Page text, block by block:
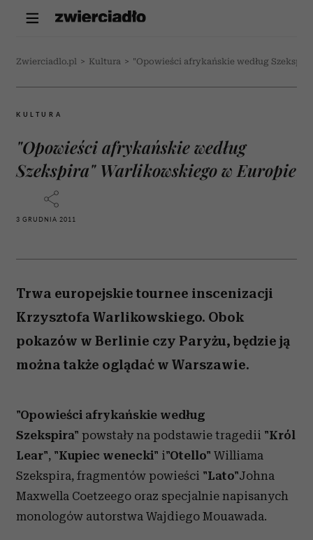
Zwierciadlo.pl > Kultura > "Opowieści afrykańskie według
KULTURA
"Opowieści afrykańskie według
Szekspira" Warlikowskiego w Europie
3 GRUDNIA 2011
Trwa europejskie tournee inscenizacji
Krzysztofa Warlikowskiego. Obok
pokazów w Berlinie czy Paryżu, będzie ją
można także oglądać w Warszawie.
"Opowieści afrykańskie według
Szekspira" powstały na podstawie tragedii "Król
Lear", "Kupiec wenecki" i"Otello" Williama
Szekspira, fragmentów powieści "Lato"Johna
Maxwella Coetzeego oraz specjalnie napisanych
monologów autorstwa Wajdiego Mouawada.